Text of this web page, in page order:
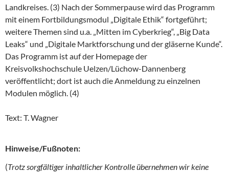
Landkreises. (3) Nach der Sommerpause wird das Programm
mit einem Fortbildungsmodul „Digitale Ethik“ fortgeführt;
weitere Themen sind u.a. „Mitten im Cyberkrieg“, „Big Data
Leaks“ und „Digitale Marktforschung und der gläserne Kunde“.
Das Programm ist auf der Homepage der
Kreisvolkshochschule Uelzen/Lüchow-Dannenberg
veröffentlicht; dort ist auch die Anmeldung zu einzelnen
Modulen möglich. (4)
Text: T. Wagner
Hinweise/Fußnoten:
(Trotz sorgfältiger inhaltlicher Kontrolle übernehmen wir keine